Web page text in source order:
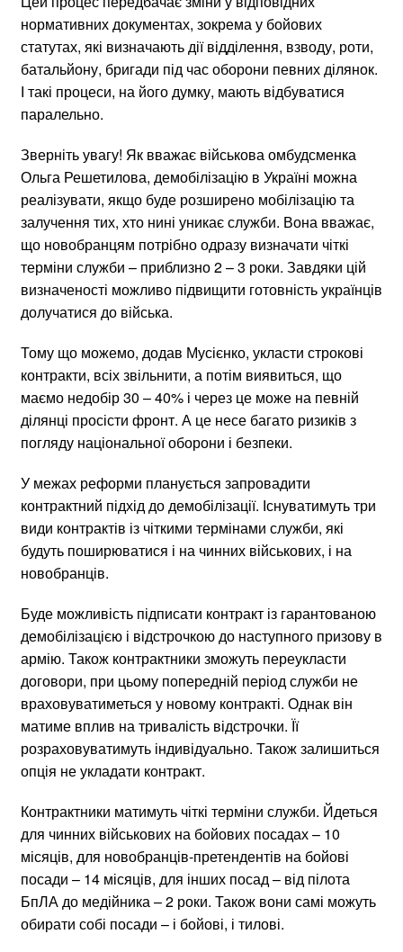
нормативних документах, зокрема у бойових
статутах, які визначають дії відділення, взводу, роти,
батальйону, бригади під час оборони певних ділянок.
І такі процеси, на його думку, мають відбуватися
паралельно.
Зверніть увагу! Як вважає військова омбудсменка
Ольга Решетилова, демобілізацію в Україні можна
реалізувати, якщо буде розширено мобілізацію та
залучення тих, хто нині уникає служби. Вона вважає,
що новобранцям потрібно одразу визначати чіткі
терміни служби – приблизно 2 – 3 роки. Завдяки цій
визначеності можливо підвищити готовність українців
долучатися до війська.
Тому що можемо, додав Мусієнко, укласти строкові
контракти, всіх звільнити, а потім виявиться, що
маємо недобір 30 – 40% і через це може на певній
ділянці просісти фронт. А це несе багато ризиків з
погляду національної оборони і безпеки.
У межах реформи планується запровадити
контрактний підхід до демобілізації. Існуватимуть три
види контрактів із чіткими термінами служби, які
будуть поширюватися і на чинних військових, і на
новобранців.
Буде можливість підписати контракт із гарантованою
демобілізацією і відстрочкою до наступного призову в
армію. Також контрактники зможуть переукласти
договори, при цьому попередній період служби не
враховуватиметься у новому контракті. Однак він
матиме вплив на тривалість відстрочки. Її
розраховуватимуть індивідуально. Також залишиться
опція не укладати контракт.
Контрактники матимуть чіткі терміни служби. Йдеться
для чинних військових на бойових посадах – 10
місяців, для новобранців-претендентів на бойові
посади – 14 місяців, для інших посад – від пілота
БпЛА до медійника – 2 роки. Також вони самі можуть
обирати собі посади – і бойові, і тилові.